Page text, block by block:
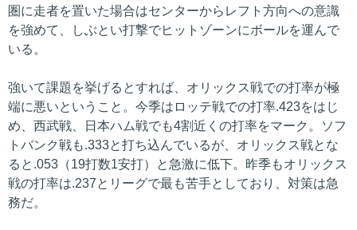
圏に走者を置いた場合はセンターからレフト方向への意識
を強めて、しぶとい打撃でヒットゾーンにボールを運んで
いる。
強いて課題を挙げるとすれば、オリックス戦での打率が極
端に悪いということ。今季はロッテ戦での打率.423をはじ
め、西武戦、日本ハム戦でも4割近くの打率をマーク。ソフ
トバンク戦も.333と打ち込んでいるが、オリックス戦とな
ると.053（19打数1安打）と急激に低下。昨季もオリックス
戦の打率は.237とリーグで最も苦手としており、対策は急
務だ。